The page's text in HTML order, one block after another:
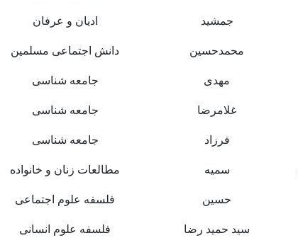
جمشید ادیان و عرفان
محمدحسین دانش اجتماعی مسلمین
مهدی جامعه شناسی
غلامرضا جامعه شناسی
فرزاد جامعه شناسی
سمیه مطالعات زنان و خانواده
حسین فلسفه علوم اجتماعی
سید حمید رضا فلسفه علوم انسانی